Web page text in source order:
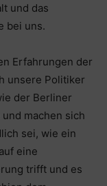
und das
bei uns.
Erfahrungen der
unsere Politiker
der Berliner
machen sich
sei, wie ein
eine
trifft und es